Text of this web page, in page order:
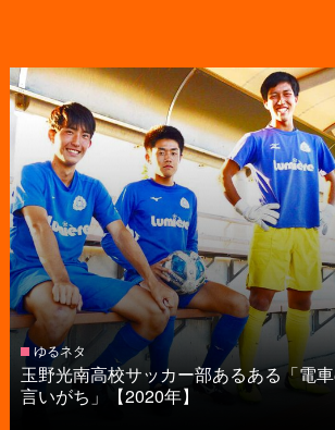
ゆるネタ
玉野光南高校サッカー部あるある「電
言いがち」【2020年】